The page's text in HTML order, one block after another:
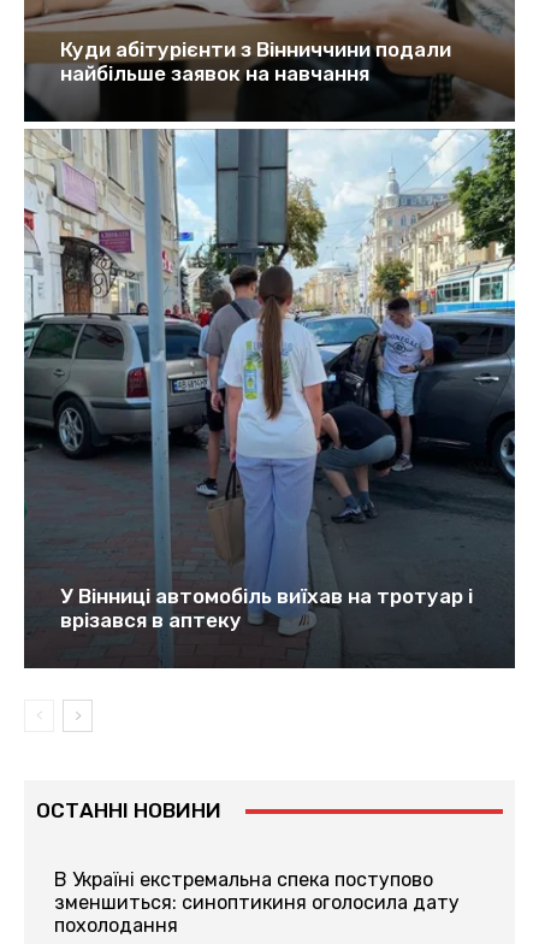
Куди абітурієнти з Вінниччини подали
найбільше заявок на навчання
У Вінниці автомобіль виїхав на тротуар і
врізався в аптеку
ОСТАННІ НОВИНИ
В Україні екстремальна спека поступово
зменшиться: синоптикиня оголосила дату
похолодання